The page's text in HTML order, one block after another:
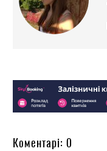
Коментарі: 0